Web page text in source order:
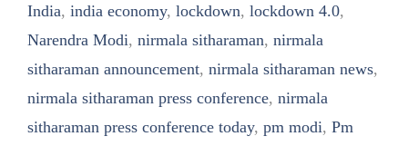
India, india economy, lockdown, lockdown 4.0,
Narendra Modi, nirmala sitharaman, nirmala
sitharaman announcement, nirmala sitharaman news,
nirmala sitharaman press conference, nirmala
sitharaman press conference today, pm modi, Pm